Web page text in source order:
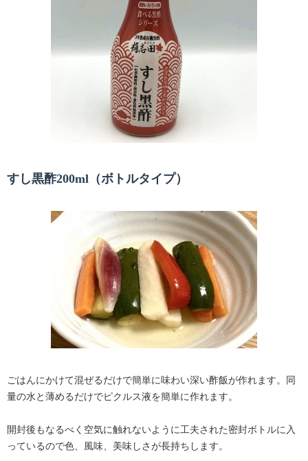
すし黒酢200ml（ボトルタイプ）
ごはんにかけて混ぜるだけで簡単に味わい深い酢飯が作れます。同
量の水と薄めるだけでピクルス液を簡単に作れます。
開封後もなるべく空気に触れないように工夫された密封ボトルに入
っているので色、風味、美味しさが長持ちします。